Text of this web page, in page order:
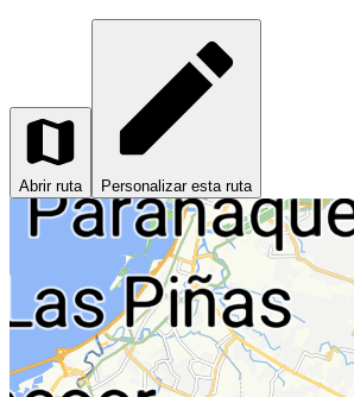
Abrir ruta Personalizar esta ruta